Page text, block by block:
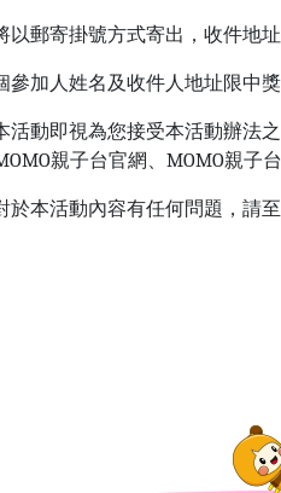
以郵寄掛號方式寄出，收件地
參加人姓名及收件人地址限中獎
活動即視為您接受本活動辦法
親子台官網、MOMO親
於本活動內容有任何問題，請